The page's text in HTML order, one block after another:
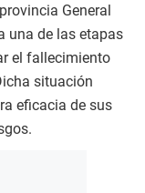
General
una de las etapas
el fallecimiento
situación
eficacia de sus